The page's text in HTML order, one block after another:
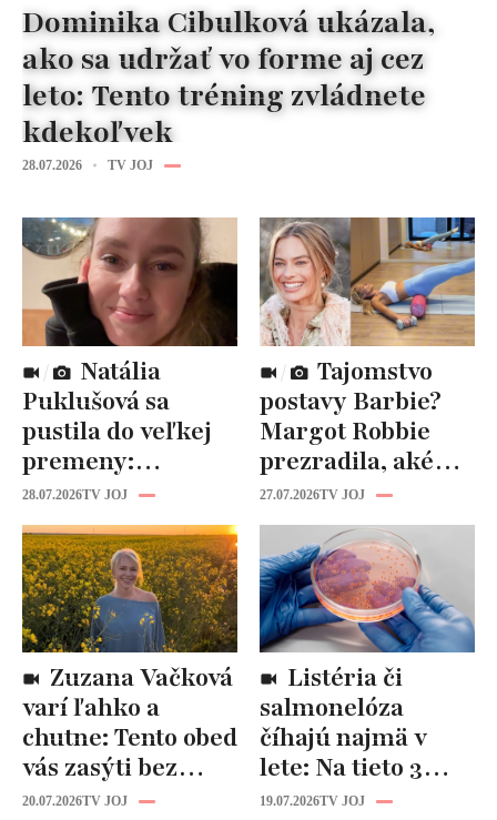
Dominika Cibulková ukázala,
ako sa udržať vo forme aj cez
leto: Tento tréning zvládnete
kdekoľvek
28.07.2026 TV JOJ
Puklušová sa
pustila do veľkej
premeny:
Odborníci však
varujú, pozor na
prísne diéty!
28.07.2026TV JOJ
postavy Barbie?
Margot Robbie
prezradila, aké
cviky jej pomohli
spevniť celé telo
27.07.2026TV JOJ
varí ľahko a
chutne: Tento obed
vás zasýti bez
zbytočných kalórií
20.07.2026TV JOJ
salmonelóza
číhajú najmä v
lete: Na tieto 3
pravidlá pri jedle
19.07.2026TV JOJ